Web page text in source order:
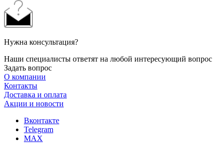
Нужна консультация?
Наши специалисты ответят на любой интересующий вопрос
Задать вопрос
О компании
Контакты
Доставка и оплата
Акции и новости
Вконтакте
Telegram
MAX